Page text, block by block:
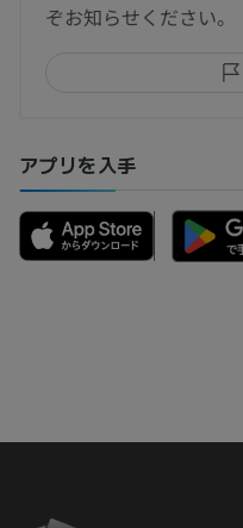
ぞお知らせください。
アプリを入手